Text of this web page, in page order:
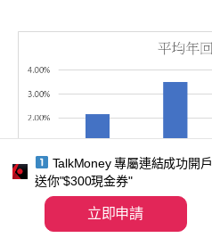
TalkMoney 專屬連結成功開戶
送你"$300現金券"
立即申請